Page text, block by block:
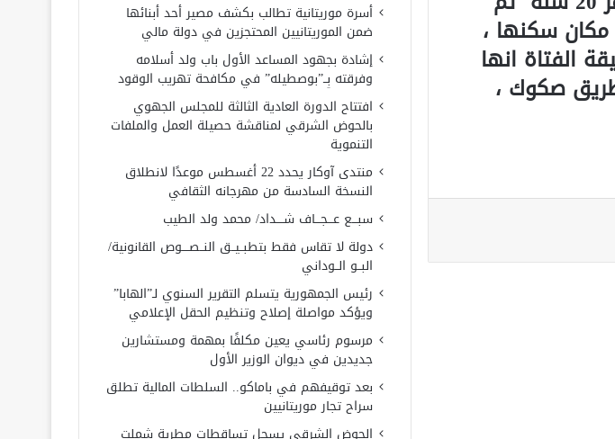
سكنها ،
الفتاة انها
طريق صكوك ،
أسرة موريتانية تطالب بكشف مصير أحد أبنائها
ضمن الموريتانيين المحتجزين في دولة مالي
إشادة بجهود المساعد الأول باب ولد أسلامه
وفرقته بِــ”بوصطيله” في مكافحة تهريب الوقود
افتتاح الدورة العادية الثالثة للمجلس الجهوي
بالحوض الشرقي لمناقشة حصيلة العمل والملفات
التنموية
منتدى آوكار يحدد 22 أغسطس موعدًا لانطلاق
النسخة السادسة من مهرجانه الثقافي
سبـــع عـــجـــاف شــــداد/ محمد ولد الطيب
دولة لا تقاس فقط بتطبــيــق النــصــــوص القانونية/
البــو الــوداني
رئيس الجمهورية يتسلم التقرير السنوي لـ”الهابا”
ويؤكد مواصلة إصلاح وتنظيم الحقل الإعلامي
مرسوم رئاسي يعين مكلفًا بمهمة ومستشارين
جديدين في ديوان الوزير الأول
بعد توقيفهم في باماكو.. السلطات المالية تطلق
سراح تجار موريتانيين
الحوض الشرقي يسجل تساقطات مطرية شملت